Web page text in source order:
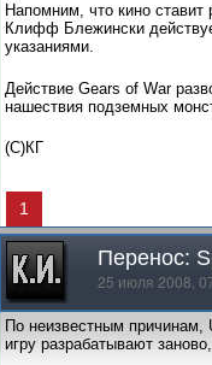
Напомним, что кино
Клифф Блежински
указаниями.
Действие Gears of War
нашествия подземных
(С)КГ
1
Перенос:
25 июля 2008,
По неизвестным причинам,
игру разрабатывают